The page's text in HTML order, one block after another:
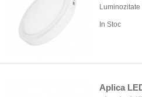
Luminozitate
In Stoc
Aplica